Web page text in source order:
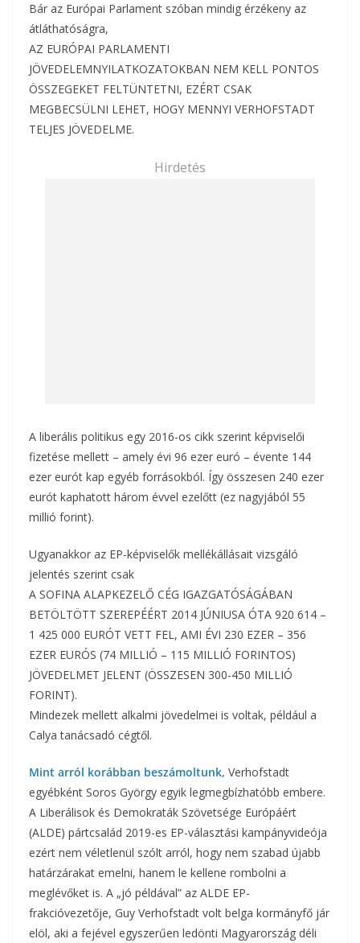
Bár az Európai Parlament szóban mindig érzékeny az
átláthatóságra,
AZ EURÓPAI PARLAMENTI
JÖVEDELEMNYILATKOZATOKBAN NEM KELL PONTOS
ÖSSZEGEKET FELTÜNTETNI, EZÉRT CSAK
MEGBECSÜLNI LEHET, HOGY MENNYI VERHOFSTADT
TELJES JÖVEDELME.
Hirdetés
A liberális politikus egy 2016-os cikk szerint képviselői
fizetése mellett – amely évi 96 ezer euró – évente 144
ezer eurót kap egyéb forrásokból. Így összesen 240 ezer
eurót kaphatott három évvel ezelőtt (ez nagyjából 55
millió forint).
Ugyanakkor az EP-képviselők mellékállásait vizsgáló
jelentés szerint csak
A SOFINA ALAPKEZELŐ CÉG IGAZGATÓSÁGÁBAN
BETÖLTÖTT SZEREPÉÉRT 2014 JÚNIUSA ÓTA 920 614 –
1 425 000 EURÓT VETT FEL, AMI ÉVI 230 EZER – 356
EZER EURÓS (74 MILLIÓ – 115 MILLIÓ FORINTOS)
JÖVEDELMET JELENT (ÖSSZESEN 300-450 MILLIÓ
FORINT).
Mindezek mellett alkalmi jövedelmei is voltak, például a
Calya tanácsadó cégtől.
Mint arról korábban beszámoltunk, Verhofstadt
egyébként Soros György egyik legmegbízhatóbb embere.
A Liberálisok és Demokraták Szövetsége Európáért
(ALDE) pártcsalád 2019-es EP-választási kampányvideója
ezért nem véletlenül szólt arról, hogy nem szabad újabb
határzárakat emelni, hanem le kellene rombolni a
meglévőket is. A „jó példával” az ALDE EP-
frakcióvezetője, Guy Verhofstadt volt belga kormányfő jár
elöl, aki a fejével egyszerűen ledönti Magyarország déli